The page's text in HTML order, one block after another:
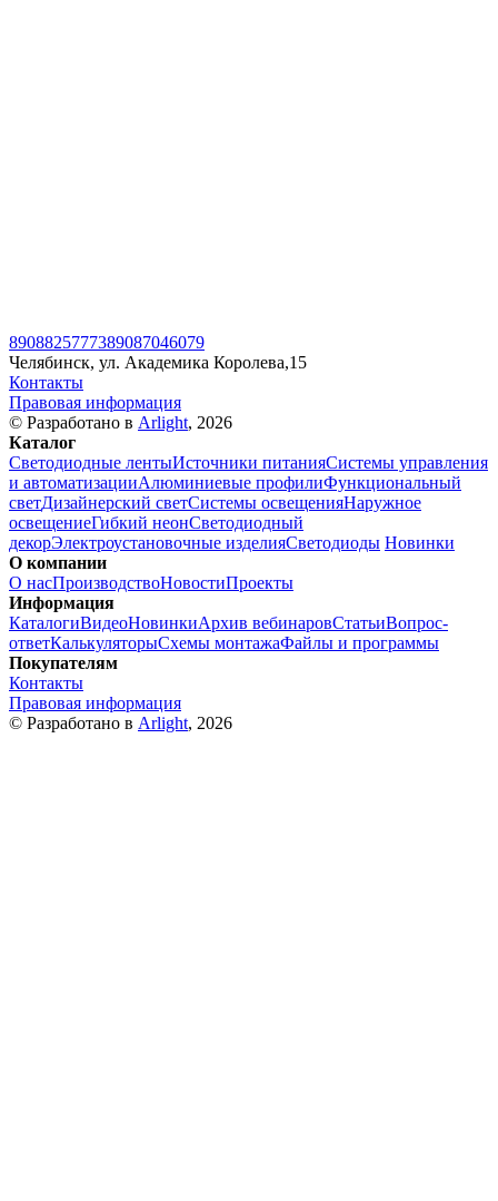
8908825777389087046079
Челябинск, ул. Академика Королева,15
Контакты
Правовая информация
© Разработано в Arlight, 2026
Каталог
Светодиодные лентыИсточники питанияСистемы управления
и автоматизацииАлюминиевые профилиФункциональный
светДизайнерский светСистемы освещенияНаружное
освещениеГибкий неонСветодиодный
декорЭлектроустановочные изделияСветодиоды Новинки
О компании
О насПроизводствоНовостиПроекты
Информация
КаталогиВидеоНовинкиАрхив вебинаровСтатьиВопрос-
ответКалькуляторыСхемы монтажаФайлы и программы
Покупателям
Контакты
Правовая информация
© Разработано в Arlight, 2026